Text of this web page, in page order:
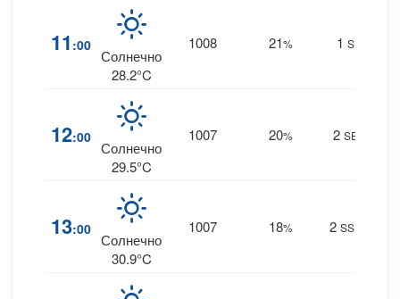
11 :00
Солнечно
28.2°C
1008 21% 1 S
12:00
Солнечно
29.5°C
1007 20% 2 SE
13:00
Солнечно
30.9°C
1007 18% 2 SSE